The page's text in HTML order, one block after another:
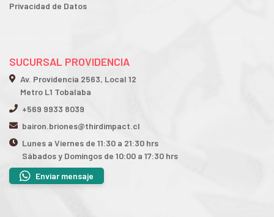
Privacidad de Datos
SUCURSAL PROVIDENCIA
Av. Providencia 2563, Local 12
Metro L1 Tobalaba
+569 9933 8039
bairon.briones@thirdimpact.cl
Lunes a Viernes de 11:30 a 21:30 hrs
Sábados y Domingos de 10:00 a 17:30 hrs
Enviar mensaje